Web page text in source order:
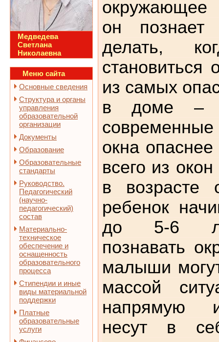
Медведева
Светлана
Николаевна
Меню сайта
Основные сведения
Структура и органы
управления
образовательной
организации
Документы
Образование
Образовательные
стандарты
Руководство.
Педагогический
(научно-
педагогический)
состав
Материально-
техническое
обеспечение и
оснащенность
образовательного
процесса
Стипендии и иные
виды материальной
поддержки
Платные
образовательные
услуги
окружающее
он
делать,
из самых
в доме –
окна
всего из
в возрасте
ребенок
до 5-6
познавать
малыши
массой
напрямую
несут в